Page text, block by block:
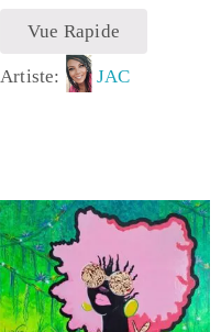
Vue Rapide
Artiste: JAC